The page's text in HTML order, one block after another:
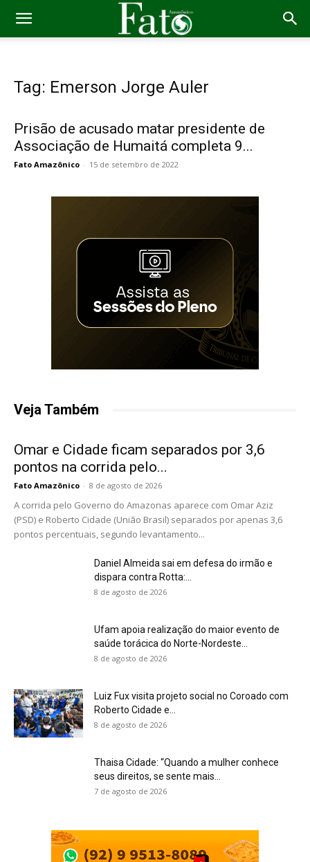
Tag: Emerson Jorge Auler
Prisão de acusado matar presidente de
Associação de Humaitá completa 9...
Fato Amazônico - 15 de setembro de 2022
Veja Também
Omar e Cidade ficam separados por 3,6
pontos na corrida pelo...
Fato Amazônico - 8 de agosto de 2026
A corrida pelo Governo do Amazonas aparece com Omar Aziz
(PSD) e Roberto Cidade (União Brasil) separados por apenas 3,6
pontos percentuais, segundo levantamento...
Daniel Almeida sai em defesa do irmão e
dispara contra Rotta:...
8 de agosto de 2026
Ufam apoia realização do maior evento de
saúde torácica do Norte-Nordeste...
8 de agosto de 2026
Luiz Fux visita projeto social no Coroado com
Roberto Cidade e...
8 de agosto de 2026
Thaisa Cidade: “Quando a mulher conhece
seus direitos, se sente mais...
7 de agosto de 2026